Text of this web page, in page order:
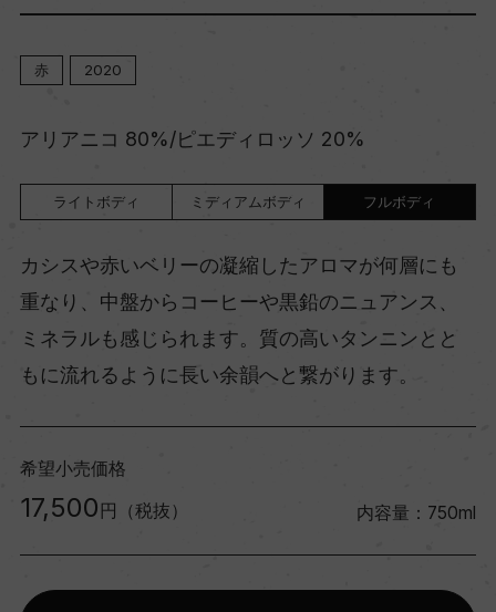
赤 2020
アリアニコ 80%/ピエディロッソ 20%
ライトボディ ミディアムボディ フルボディ
カシスや赤いベリーの凝縮したアロマが何層にも
重なり、中盤からコーヒーや黒鉛のニュアンス、
ミネラルも感じられます。質の高いタンニンとと
もに流れるように長い余韻へと繋がります。
希望小売価格
17,500 円（税抜） 内容量：750ml